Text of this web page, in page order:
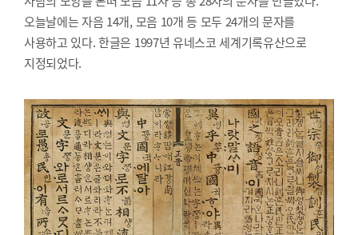
오늘날에는 자음 14개, 모음 10개 등 모두 24개의 문자를
사용하고 있다. 한글은 1997년 유네스코 세계기록유산으로
지정되었다.